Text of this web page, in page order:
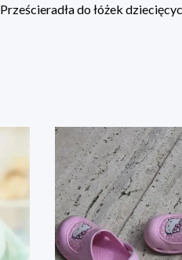
Prześcieradła do łóżek